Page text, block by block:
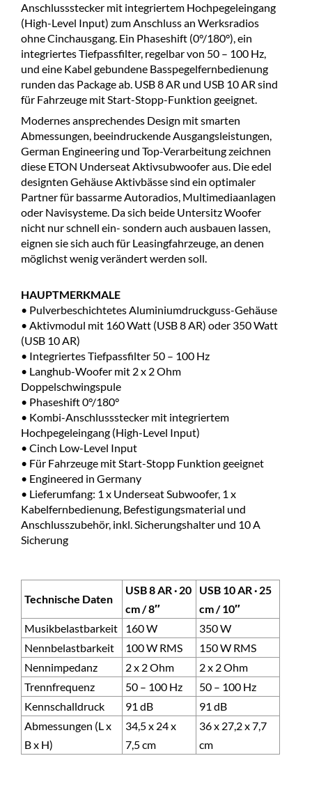
Anschlussstecker mit integriertem Hochpegeleingang
(High-Level Input) zum Anschluss an Werksradios
ohne Cinchausgang. Ein Phaseshift (0°/180°), ein
integriertes Tiefpassfilter, regelbar von 50 – 100 Hz,
und eine Kabel gebundene Basspegelfernbedienung
runden das Package ab. USB 8 AR und USB 10 AR sind
für Fahrzeuge mit Start-Stopp-Funktion geeignet.
Modernes ansprechendes Design mit smarten
Abmessungen, beeindruckende Ausgangsleistungen,
German Engineering und Top-Verarbeitung zeichnen
diese ETON Underseat Aktivsubwoofer aus. Die edel
designten Gehäuse Aktivbässe sind ein optimaler
Partner für bassarme Autoradios, Multimediaanlagen
oder Navisysteme. Da sich beide Untersitz Woofer
nicht nur schnell ein- sondern auch ausbauen lassen,
eignen sie sich auch für Leasingfahrzeuge, an denen
möglichst wenig verändert werden soll.
HAUPTMERKMALE
• Pulverbeschichtetes Aluminiumdruckguss-Gehäuse
• Aktivmodul mit 160 Watt (USB 8 AR) oder 350 Watt
(USB 10 AR)
• Integriertes Tiefpassfilter 50 – 100 Hz
• Langhub-Woofer mit 2 x 2 Ohm
Doppelschwingspule
• Phaseshift 0°/180°
• Kombi-Anschlussstecker mit integriertem
Hochpegeleingang (High-Level Input)
• Cinch Low-Level Input
• Für Fahrzeuge mit Start-Stopp Funktion geeignet
• Engineered in Germany
• Lieferumfang: 1 x Underseat Subwoofer, 1 x
Kabelfernbedienung, Befestigungsmaterial und
Anschlusszubehör, inkl. Sicherungshalter und 10 A
Sicherung
Technische Daten
USB 8 AR · 20
cm / 8″
USB 10 AR · 25
cm / 10″
Musikbelastbarkeit
160 W
350 W
Nennbelastbarkeit
100 W RMS
150 W RMS
Nennimpedanz
2 x 2 Ohm
2 x 2 Ohm
Trennfrequenz
50 – 100 Hz
50 – 100 Hz
Kennschalldruck
91 dB
91 dB
Abmessungen (L x
B x H)
34,5 x 24 x
7,5 cm
36 x 27,2 x 7,7
cm